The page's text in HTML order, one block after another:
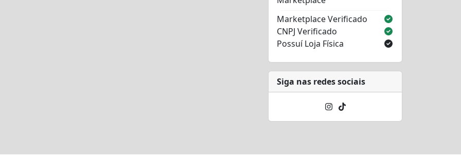
Marketplace Verificado
CNPJ Verificado
Possuí Loja Física
Siga nas redes sociais